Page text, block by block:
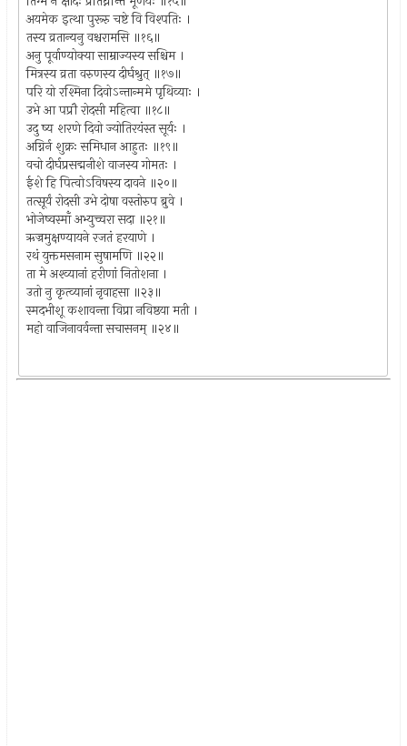
अयमेक इत्था पुरूरु चष्टे वि विश्पतिः ।
तस्य व्रतान्यनु वश्चरामसि ॥१६॥
अनु पूर्वाण्योक्या साम्राज्यस्य सश्चिम ।
मित्रस्य व्रता वरुणस्य दीर्घश्रुत् ॥१७॥
परि यो रश्मिना दिवोऽन्तान्ममे पृथिव्याः ।
उभे आ पप्रौ रोदसी महित्वा ॥१८॥
उदु ष्य शरणे दिवो ज्योतिरयंस्त सूर्यः ।
अग्निर्न शुक्रः समिधान आहुतः ॥१९॥
वचो दीर्घप्रसद्मनीशे वाजस्य गोमतः ।
ईशे हि पित्वोऽविषस्य दावने ॥२०॥
तत्सूर्यं रोदसी उभे दोषा वस्तोरुप ब्रुवे ।
भोजेष्वस्माँ अभ्युच्चरा सदा ॥२१॥
ऋज्रमुक्षण्यायने रजतं हरयाणे ।
रथं युक्तमसनाम सुषामणि ॥२२॥
ता मे अश्व्यानां हरीणां नितोशना ।
उतो नु कृत्व्यानां नृवाहसा ॥२३॥
स्मदभीशू कशावन्ता विप्रा नविष्ठया मती ।
महो वाजिनावर्वन्ता सचासनम् ॥२४॥